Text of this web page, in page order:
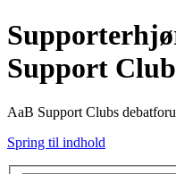
Support Club
AaB Support Clubs
Spring til indhold